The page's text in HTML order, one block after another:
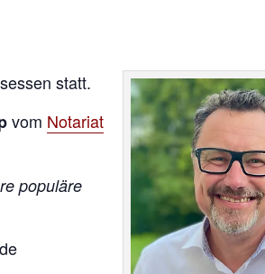
statt.
vom Notariat
populäre